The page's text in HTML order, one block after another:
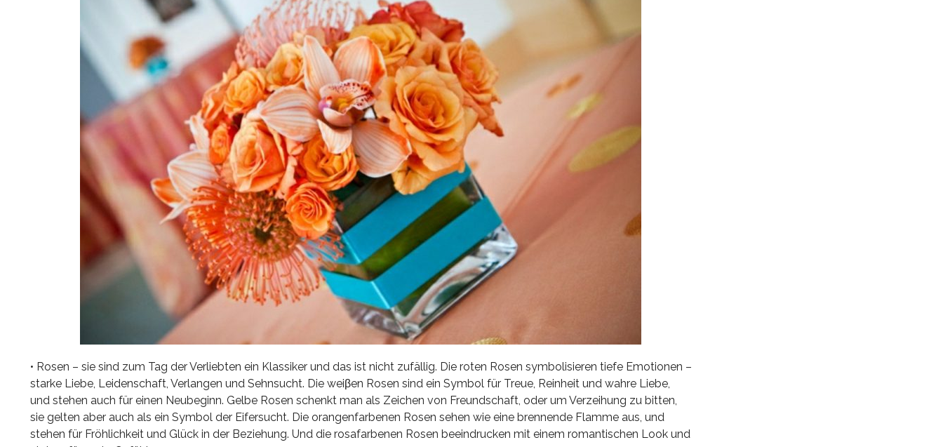
• Rosen – sie sind zum Tag der Verliebten ein Klassiker und das ist nicht zufällig. Die roten Rosen symbolisieren tiefe Emotionen –
starke Liebe, Leidenschaft, Verlangen und Sehnsucht. Die weiβen Rosen sind ein Symbol für Treue, Reinheit und wahre Liebe,
und stehen auch für einen Neubeginn. Gelbe Rosen schenkt man als Zeichen von Freundschaft, oder um Verzeihung zu bitten,
sie gelten aber auch als ein Symbol der Eifersucht. Die orangenfarbenen Rosen sehen wie eine brennende Flamme aus, und
stehen für Fröhlichkeit und Glück in der Beziehung. Und die rosafarbenen Rosen beeindrucken mit einem romantischen Look und